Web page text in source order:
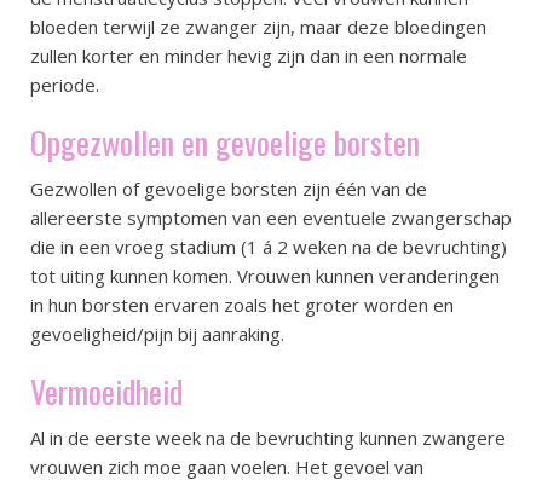
bloeden terwijl ze zwanger zijn, maar deze bloedingen
zullen korter en minder hevig zijn dan in een normale
periode.
Opgezwollen en gevoelige borsten
Gezwollen of gevoelige borsten zijn één van de
allereerste symptomen van een eventuele zwangerschap
die in een vroeg stadium (1 á 2 weken na de bevruchting)
tot uiting kunnen komen. Vrouwen kunnen veranderingen
in hun borsten ervaren zoals het groter worden en
gevoeligheid/pijn bij aanraking.
Vermoeidheid
Al in de eerste week na de bevruchting kunnen zwangere
vrouwen zich moe gaan voelen. Het gevoel van